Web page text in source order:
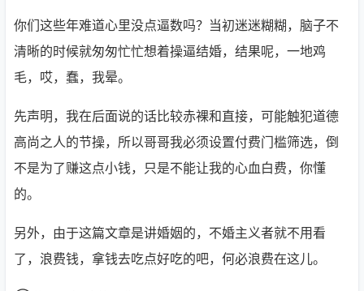
你们这些年难道心里没点逼数吗？当初迷迷糊糊，脑子不
清晰的时候就匆匆忙忙想着操逼结婚，结果呢，一地鸡
毛，哎，蠢，我晕。
先声明，我在后面说的话比较赤裸和直接，可能触犯道德
高尚之人的节操，所以哥哥我必须设置付费门槛筛选，倒
不是为了赚这点小钱，只是不能让我的心血白费，你懂
的。
另外，由于这篇文章是讲婚姻的，不婚主义者就不用看
了，浪费钱，拿钱去吃点好吃的吧，何必浪费在这儿。